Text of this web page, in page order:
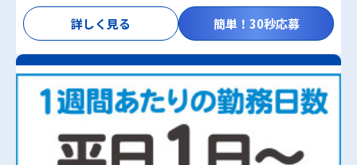
詳しく見る 簡単！30秒応募